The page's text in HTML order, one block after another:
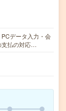
データ入力・会
支払の対応…